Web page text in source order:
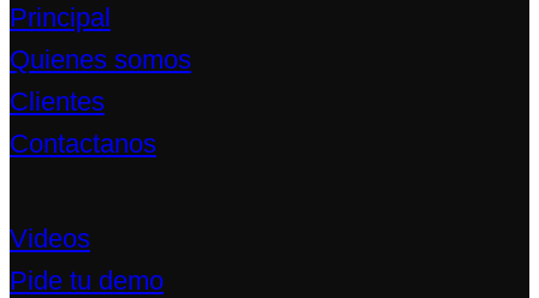
Principal
Quienes somos
Clientes
Contactanos
Videos
Pide tu demo